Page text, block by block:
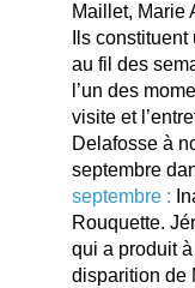
Maillet, Marie
Ils
au fil des
l’un des
visite et
Delafosse à
septembre
septembre :
Rouquette.
qui a produit
disparition de